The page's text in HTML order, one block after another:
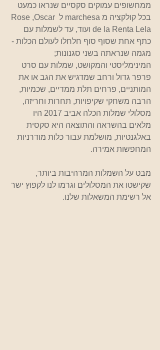
ממחשופים עמוקים סקסיים שנראו כמעט
בכל קולקציה מ marchesa ל Rose ,Oscar
de la Renta Lela ועוד, עד לשמלות עם
כתף אחת שסוף סוף חלחלו לעולם הכלות -
מגמה שנראתה בשני סגנונות;
המינימליסטי והמקושט, שמלות עם סרט
פרפר גדול ורחב שמדגיש את הגב או את
המותניים, פרחים תלת ממדיים, שכמיות,
הרבה משחקי שקיפויות, תחרות וחריזה,
מסלולי שמלות הכלה אביב 2017 היו
מלאים בהשראה והתוצאה היא סקסית
באלגנטיות, מושלמת עבור כלות מודרניות
המחפשות אמירה.
מבט על השמלות המרהיבות ביותר,
שקישטו את המסלולים וגרמו לנו לקפוץ ישר
אל רשימת המשאלות שלנו.